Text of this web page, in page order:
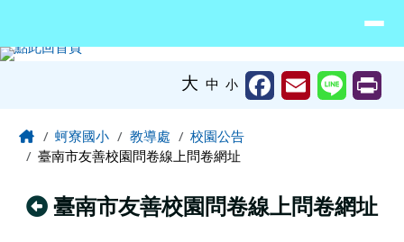
大 中 小
Home蚵寮國小 教導處
校園公告
臺南市友善校園問卷線上問卷網址
回上頁
臺南市友善校園問卷線上問卷網址